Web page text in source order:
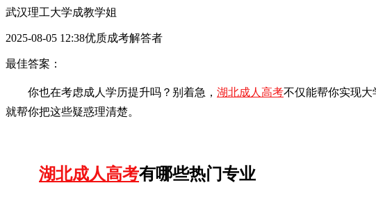
武汉理工大学成教学姐
2025-08-05 12:38优质成考解答者
最佳答案：
你也在考虑成人学历提升吗？别着急， 湖北成人高考不仅能帮你实现
就帮你把这些疑惑理清楚。
湖北成人高考有哪些热门专业